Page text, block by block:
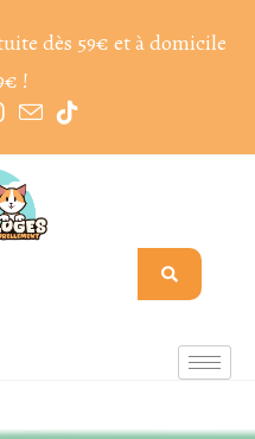
dès 59€ et à domicile
!